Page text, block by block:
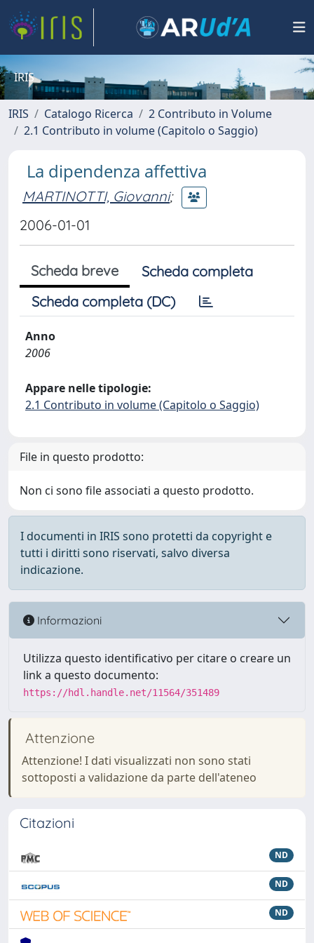
IRIS
IRIS Catalogo Ricerca
2 Contributo in Volume
2.1 Contributo in volume (Capitolo o Saggio)
La dipendenza affettiva
MARTINOTTI, Giovanni;
2006-01-01
Scheda breve
Scheda completa
Scheda completa (DC)
Anno
2006
Appare nelle tipologie:
2.1 Contributo in volume (Capitolo o Saggio)
File in questo prodotto:
Non ci sono file associati a questo prodotto.
I documenti in IRIS sono protetti da copyright e
tutti i diritti sono riservati, salvo diversa
indicazione.
Informazioni
Utilizza questo identificativo per citare o creare un
link a questo documento:
https://hdl.handle.net/11564/351489
Attenzione
Attenzione! I dati visualizzati non sono stati
sottoposti a validazione da parte dell'ateneo
Citazioni
ND
ND
ND